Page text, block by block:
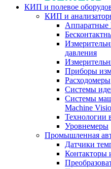
КИП и полевое
КИП и
Аппаратные
давления
Приборы
Расходомеры
Системы
Системы
Machine
Технологии
Уровнемеры
Промышленная
Датчики
Контакторы